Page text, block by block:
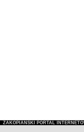
ZAKOPIAŃSKI PORTAL